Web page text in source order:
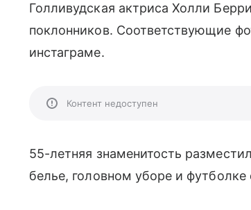
Голливудская актриса Холли
поклонников. Соответствующие
инстаграме.
Контент недоступен
55-летняя знаменитость
белье, головном уборе и футболке